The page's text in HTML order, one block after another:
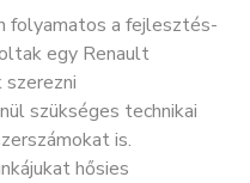
folyamatos a fejlesztés-
egy Renault
szükséges technikai
is.
hősies